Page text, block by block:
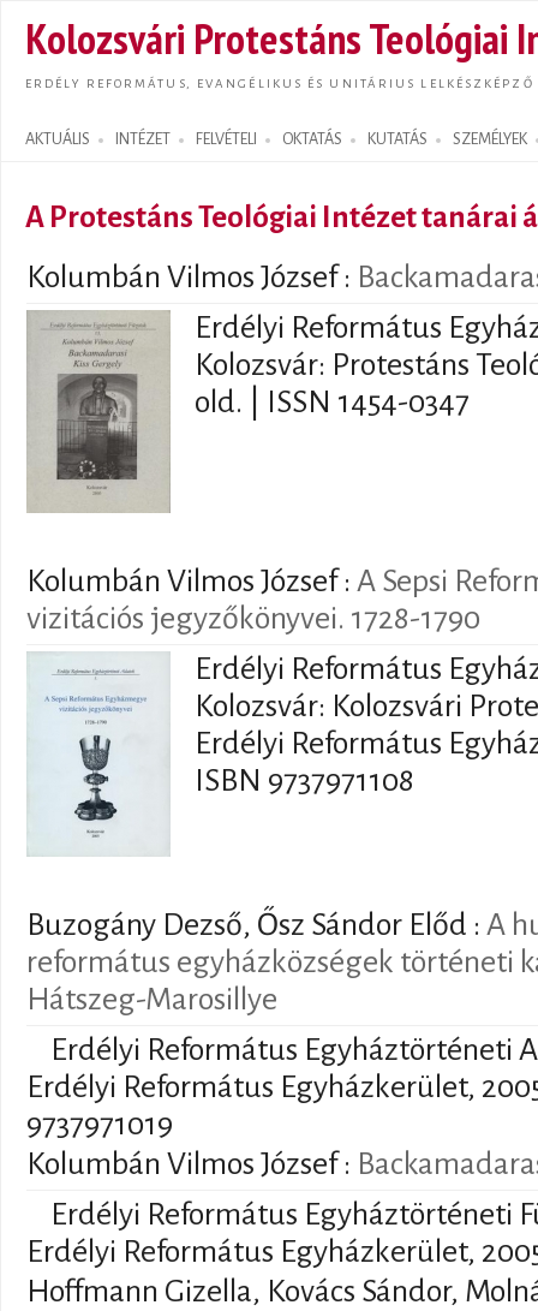
Kolozsvári Protestáns Teológiai
ERDÉLY REFORMÁTUS, EVANGÉLIKUS ÉS UNITÁRIUS LELKÉSZKÉPZŐ
AKTUÁLIS INTÉZET FELVÉTELI OKTATÁS KUTATÁS SZEMÉLYEK
Search form
A Protestáns Teológiai Intézet tanárai
Kolumbán Vilmos József :
Erdélyi Református
Kolozsvár: Protestáns
old. | ISSN 1454-0347
Kolumbán Vilmos József : A Sepsi
vizitációs jegyzőkönyvei. 1728-1790
Erdélyi Református
Kolozsvár: Kolozsvári
Erdélyi Református
ISBN 9737971108
Buzogány Dezső, Ősz Sándor Előd : A
református egyházközségek történeti
Hátszeg-Marosillye
Erdélyi Református Egyháztörténeti
Erdélyi Református Egyházkerület,
9737971019
Kolumbán Vilmos József :
Erdélyi Református Egyháztörténeti
Erdélyi Református Egyházkerület,
Hoffmann Gizella, Kovács Sándor,